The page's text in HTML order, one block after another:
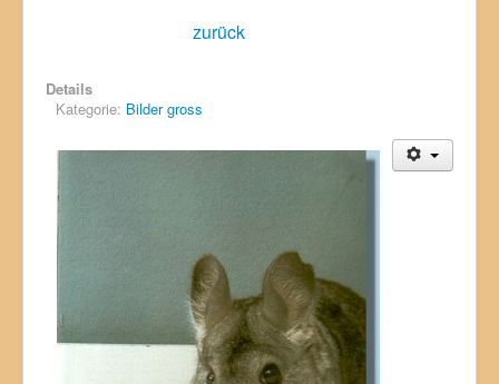
zurück
Details
Kategorie: Bilder gross